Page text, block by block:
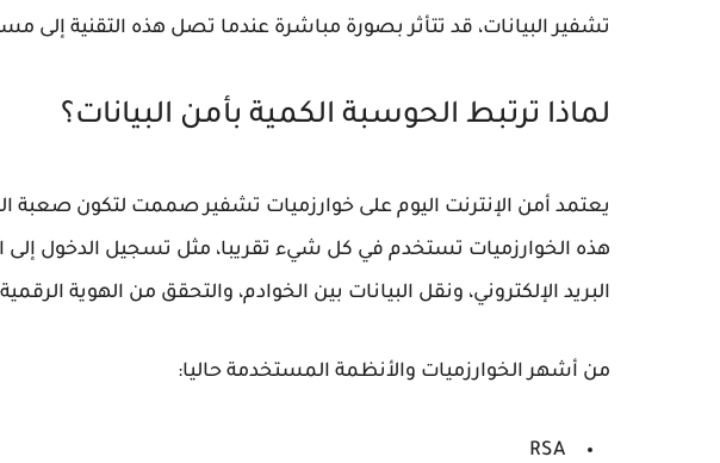
تشفير البيانات، قد تتأثر بصورة مباشرة عندما تصل هذه التقنية إلى
لماذا ترتبط الحوسبة الكمية بأمن البيانات؟
يعتمد أمن الإنترنت اليوم على خوارزميات تشفير صممت لتكون صعبة
هذه الخوارزميات تستخدم في كل شيء تقريبا، مثل تسجيل الدخول إلى
البريد الإلكتروني، ونقل البيانات بين الخوادم، والتحقق من الهوية
من أشهر الخوارزميات والأنظمة المستخدمة حاليا:
RSA